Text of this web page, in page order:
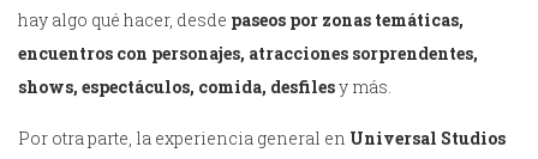
hay algo qué hacer, desde paseos por zonas temáticas,
encuentros con personajes, atracciones sorprendentes,
shows, espectáculos, comida, desfilesy más.
Por otra parte, la experiencia general en Universal Studios